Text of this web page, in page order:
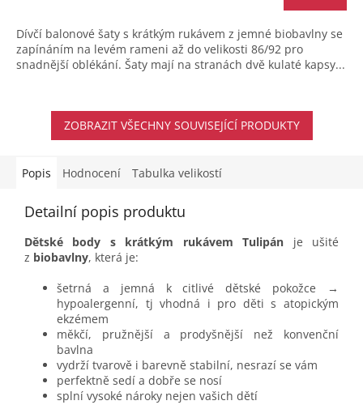
Dívčí balonové šaty s krátkým rukávem z jemné biobavlny se
zapínáním na levém rameni až do velikosti 86/92 pro
snadnější oblékání. Šaty mají na stranách dvě kulaté kapsy...
ZOBRAZIT VŠECHNY SOUVISEJÍCÍ PRODUKTY
Popis Hodnocení Tabulka velikostí
Detailní popis produktu
Dětské body s krátkým rukávem Tulipán je ušité
z biobavlny, která je:
šetrná a jemná k citlivé dětské pokožce →
hypoalergenní, tj vhodná i pro děti s atopickým
ekzémem
měkčí, pružnější a prodyšnější než konvenční
bavlna
vydrží tvarově i barevně stabilní, nesrazí se vám
perfektně sedí a dobře se nosí
splní vysoké nároky nejen vašich dětí